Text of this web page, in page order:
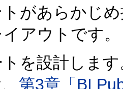
があらかじ
アウトです。
を設計しま
第3章「BI